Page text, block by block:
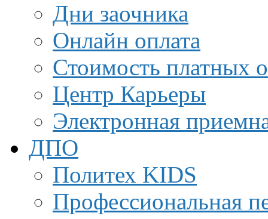
Дни заочника
Онлайн оплата
Стоимость платных
Центр Карьеры
Электронная
ДПО
Политех KIDS
Профессиональная